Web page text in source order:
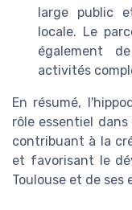
large public
locale. Le
également
activités
En résumé,
rôle essentiel
contribuant à la
et favorisant le
Toulouse et de ses